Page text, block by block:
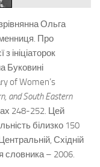
Ольга
Про
ініціаторок
Буковині
of Women’s
and South Eastern
248-252. Цей
білизко 150
Східній
словника – 2006.